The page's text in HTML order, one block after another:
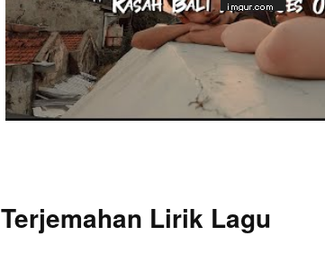
Terjemahan Lirik Lagu